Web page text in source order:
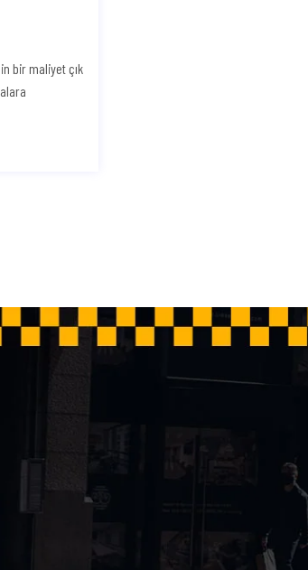
bir maliyet çık